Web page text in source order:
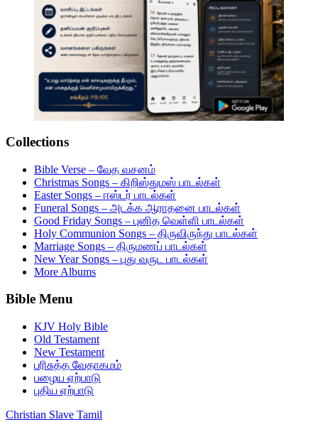
Collections
Bible Verse – வேத வசனம்
Christmas Songs – கிறிஸ்துமஸ் பாடல்கள்
Easter Songs – ஈஸ்டர் பாடல்கள்
Funeral Songs – அடக்க ஆராதனை பாடல்கள்
Good Friday Songs – புனித வெள்ளி பாடல்கள்
Holy Communion Songs – திருவிருந்து பாடல்கள்
Marriage Songs – திருமணப் பாடல்கள்
New Year Songs – புது வருட பாடல்கள்
More Albums
Bible Menu
KJV Holy Bible
Old Testament
New Testament
பரிசுத்த வேதாகமம்
பழைய ஏற்பாடு
புதிய ஏற்பாடு
Christian Slave Tamil